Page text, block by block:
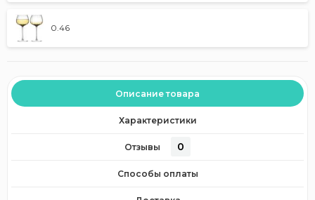
0.46
Описание товара
Характеристики
Отзывы 0
Способы оплаты